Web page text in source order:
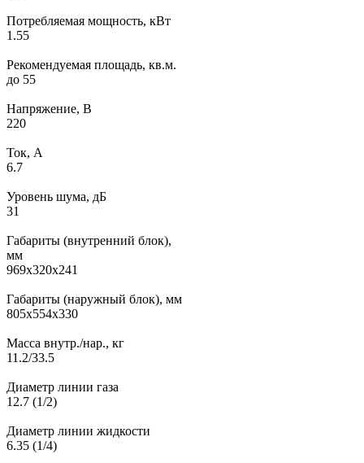
Потребляемая мощность, кВт
1.55
Рекомендуемая площадь, кв.м.
до 55
Напряжение, В
220
Ток, А
6.7
Уровень шума, дБ
31
Габариты (внутренний блок),
мм
969x320x241
Габариты (наружный блок), мм
805x554x330
Масса внутр./нар., кг
11.2/33.5
Диаметр линии газа
12.7 (1/2)
Диаметр линии жидкости
6.35 (1/4)